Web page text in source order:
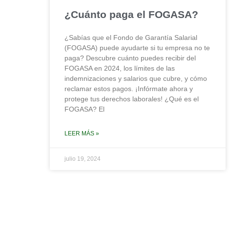
¿Cuánto paga el FOGASA?
¿Sabías que el Fondo de Garantía Salarial
(FOGASA) puede ayudarte si tu empresa no te
paga? Descubre cuánto puedes recibir del
FOGASA en 2024, los límites de las
indemnizaciones y salarios que cubre, y cómo
reclamar estos pagos. ¡Infórmate ahora y
protege tus derechos laborales! ¿Qué es el
FOGASA? El
LEER MÁS »
julio 19, 2024